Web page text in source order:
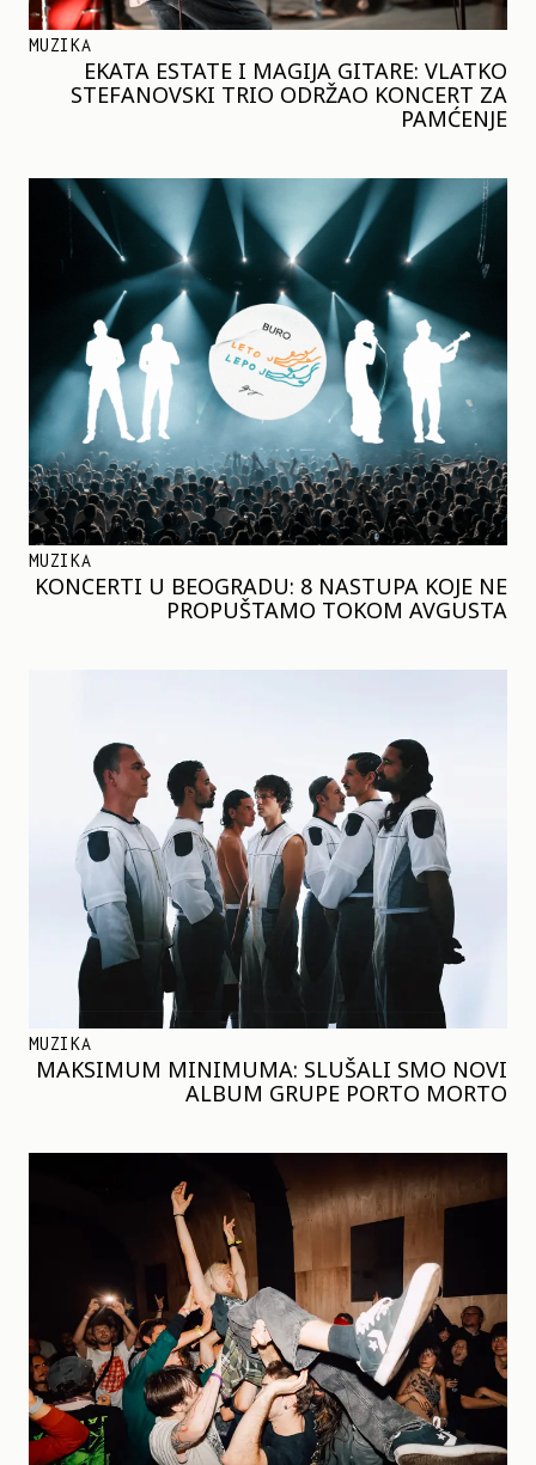
MUZIKA
EKATA ESTATE I MAGIJA GITARE: VLATKO
STEFANOVSKI TRIO ODRŽAO KONCERT ZA
PAMĆENJE
MUZIKA
KONCERTI U BEOGRADU: 8 NASTUPA KOJE NE
PROPUŠTAMO TOKOM AVGUSTA
MUZIKA
MAKSIMUM MINIMUMA: SLUŠALI SMO NOVI
ALBUM GRUPE PORTO MORTO